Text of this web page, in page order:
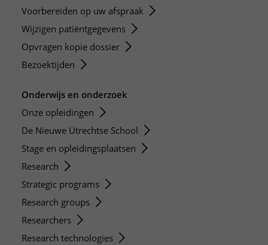
Voorbereiden op uw afspraak
Wijzigen patiëntgegevens
Opvragen kopie dossier
Bezoektijden
Onderwijs en onderzoek
Onze opleidingen
De Nieuwe Utrechtse School
Stage en opleidingsplaatsen
Research
Strategic programs
Research groups
Researchers
Research technologies